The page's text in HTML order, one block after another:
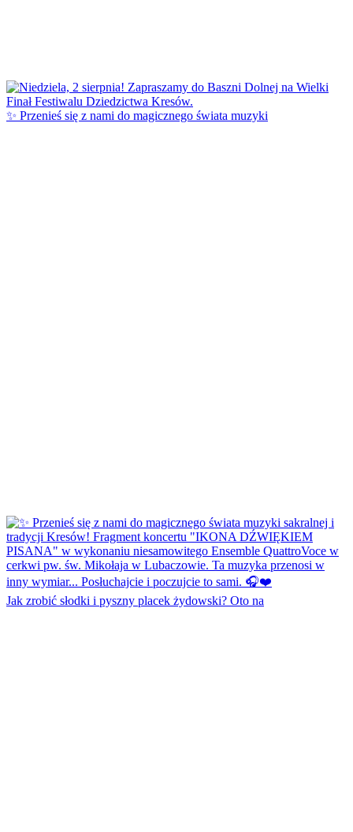
✨ Przenieś się z nami do magicznego świata muzyki
Jak zrobić słodki i pyszny placek żydowski? Oto na